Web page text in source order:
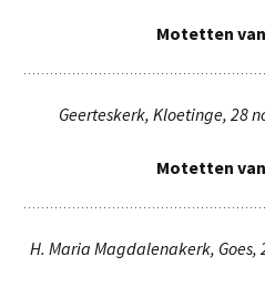
Motetten
Geerteskerk, Kloetinge, 28
Motetten
H. Maria Magdalenakerk, Goes,